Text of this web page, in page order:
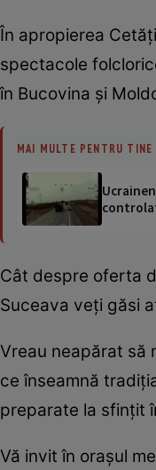
În apropierea
spectacole
în Bucovina şi
MAI MULTE PENTRU TINE
Cât despre oferta
Suceava veţi găsi
Vreau neapărat să
ce înseamnă
preparate la sfinţit
Vă invit în oraşul